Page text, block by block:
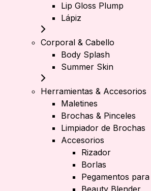
Lip Gloss Plump
Lápiz
Corporal & Cabello
Body Splash
Summer Skin
Herramientas & Accesorios
Maletines
Brochas & Pinceles
Limpiador de Brochas
Accesorios
Rizador
Borlas
Pegamentos
Beauty Blender